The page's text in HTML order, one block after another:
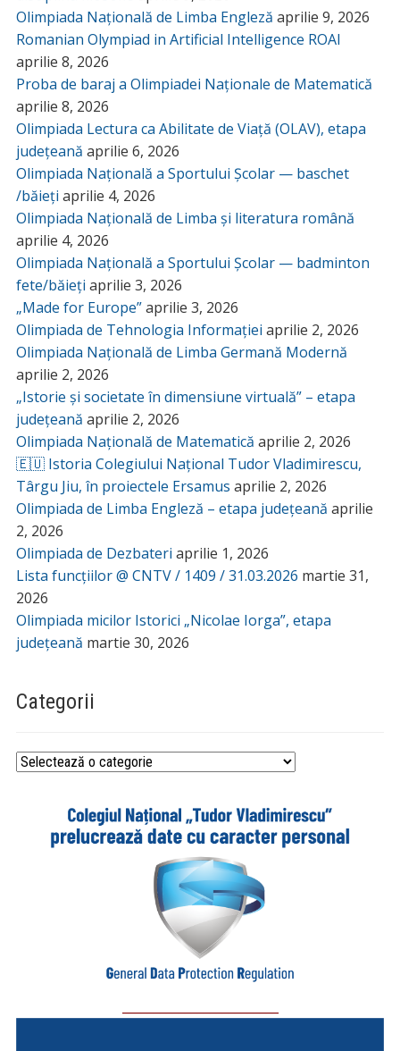
Olimpiada Națională de Limba Engleză aprilie 9, 2026
Romanian Olympiad in Artificial Intelligence ROAI
aprilie 8, 2026
Proba de baraj a Olimpiadei Naționale de Matematică
aprilie 8, 2026
Olimpiada Lectura ca Abilitate de Viață (OLAV), etapa
județeană aprilie 6, 2026
Olimpiada Națională a Sportului Școlar — baschet
/băieți aprilie 4, 2026
Olimpiada Națională de Limba și literatura română
aprilie 4, 2026
Olimpiada Națională a Sportului Școlar — badminton
fete/băieți aprilie 3, 2026
„Made for Europe”aprilie 3, 2026
Olimpiada de Tehnologia Informației aprilie 2, 2026
Olimpiada Națională de Limba Germană Modernă
aprilie 2, 2026
„Istorie și societate în dimensiune virtuală” – etapa
județeană aprilie 2, 2026
Olimpiada Națională de Matematică aprilie 2, 2026
🇪🇺 Istoria Colegiului Național Tudor Vladimirescu,
Târgu Jiu, în proiectele Ersamus aprilie 2, 2026
Olimpiada de Limba Engleză – etapa județeană aprilie
2, 2026
Olimpiada de Dezbateri aprilie 1, 2026
Lista funcțiilor @ CNTV / 1409 / 31.03.2026 martie 31,
2026
Olimpiada micilor Istorici „Nicolae Iorga”, etapa
județeană martie 30, 2026
Categorii
Categorii